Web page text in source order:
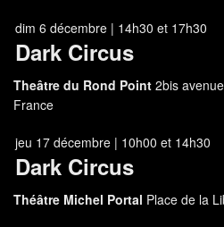
Dark Circus
dim 6 décembre | 14h30 et 17h30
Theâtre du Rond Point 2bis
France
Dark Circus
jeu 17 décembre | 10h00 et 14h30
Théâtre Michel Portal Place de la